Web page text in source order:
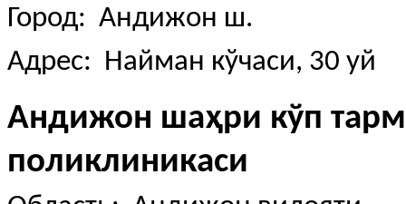
Город: Андижон ш.
Адрес: Найман кўчаси, 30 уй
Андижон шаҳри кўп
поликлиникаси